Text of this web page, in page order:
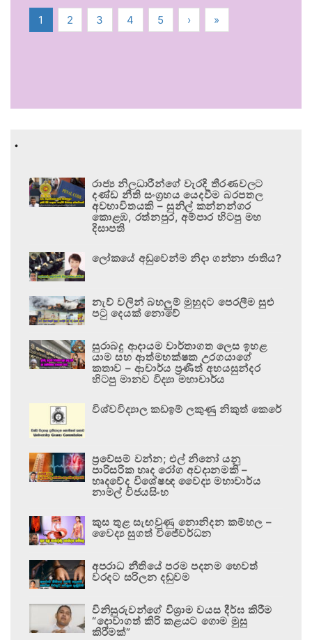
1 2 3 4 5 › »
.
රාජ්‍ය නිලධාරීන්ගේ වැරදි තීරණවලට
දණ්ඩ නීති සංග්‍රහය යෙදවීම බරපතල
අවභාවිතයකි – සුනිල් කන්නන්ගර
කොළඹ, රත්නපුර, අම්පාර හිටපු මහ
දිසාපති
ලෝකයේ අඩුවෙන්ම නිදා ගන්නා ජාතිය?
නැව් වලින් බහලුම් මුහුදට පෙරලීම සුළු
පටු දෙයක් නොවේ
සුරාබදු ආදායම වාර්තාගත ලෙස ඉහළ
යාම සහ ආත්මභක්ෂක උරගයාගේ
කතාව – ආචාර්ය ප්‍රණීත් අභයසුන්දර
හිටපු මානව විද්‍යා මහාචාර්ය
විශ්වවිද්‍යාල කඩඉම් ලකුණු නිකුත් කෙරේ
ප්‍රවේසම් වන්න; එල් නිනෝ යනු
පාරිසරික හෘද රෝග අවදානමකි –
හෘදවේද විශේෂඥ වෛද්‍ය මහාචාර්ය
නාමල් විජයසිංහ
කුස තුළ සැඟවුණු නොනිදන කම්හල –
වෛද්‍ය සුගත් විජේවර්ධන
අපරාධ නීතියේ පරම පදනම හෙවත්
වරදට සරිලන දඬුවම
විනිසුරුවන්ගේ විශ්‍රාම වයස දීර්ඝ කිරීම
“දොවාගත් කිරි කළයට ගොම මුසු
කිරීමක්”